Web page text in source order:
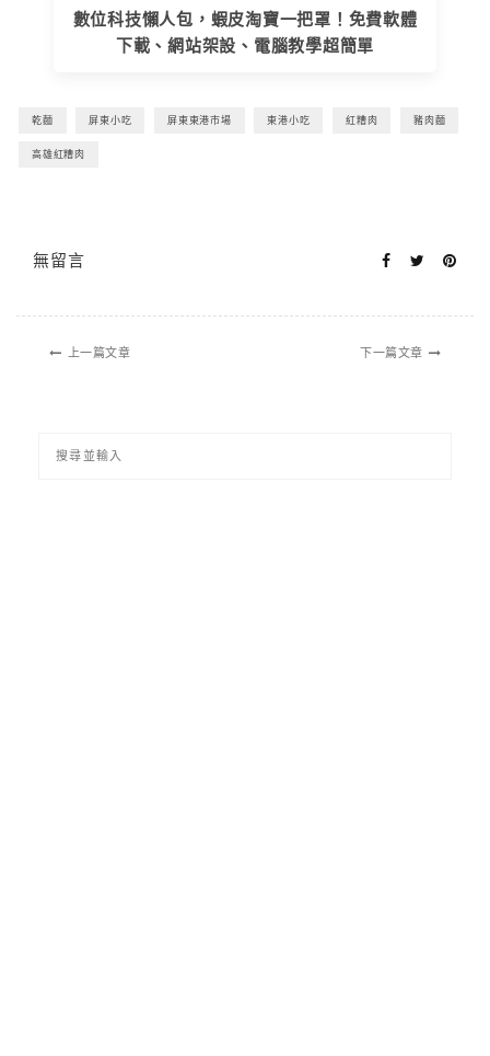
數位科技懶人包，蝦皮淘寶一把罩！免費軟體
下載、網站架設、電腦教學超簡單
乾麵 屏東小吃 屏東東港市場 東港小吃 紅糟肉 豬肉麵
高雄紅糟肉
無留言
上一篇文章 下一篇文章